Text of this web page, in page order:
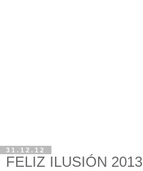
31.12.12
FELIZ ILUSIÓN 2013